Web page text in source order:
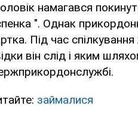
намагався
". Однак
Під час
він слід і яким
займалися